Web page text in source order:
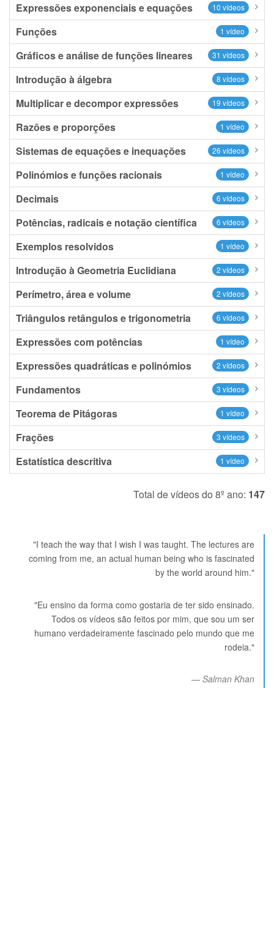
10 vídeos
Expressões exponenciais e equações
1 vídeo
Funções
31 vídeos
Gráficos e análise de funções lineares
8 vídeos
Introdução à álgebra
19 vídeos
Multiplicar e decompor expressões
1 vídeo
Razões e proporções
26 vídeos
Sistemas de equações e inequações
1 vídeo
Polinómios e funções racionais
6 vídeos
Decimais
6 vídeos
Potências, radicais e notação científica
1 vídeo
Exemplos resolvidos
2 vídeos
Introdução à Geometria Euclidiana
2 vídeos
Perímetro, área e volume
6 vídeos
Triângulos retângulos e trigonometria
1 vídeo
Expressões com potências
2 vídeos
Expressões quadráticas e polinómios
3 vídeos
Fundamentos
1 vídeo
Teorema de Pitágoras
3 vídeos
Frações
1 vídeo
Estatística descritiva
Total de vídeos do 8º ano: 147
"I teach the way that I wish I was taught. The lectures are
coming from me, an actual human being who is fascinated
by the world around him."
"Eu ensino da forma como gostaria de ter sido ensinado.
Todos os vídeos são feitos por mim, que sou um ser
humano verdadeiramente fascinado pelo mundo que me
rodeia."
Salman Khan